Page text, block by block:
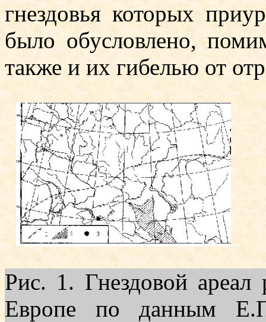
гнездовья которых
было обусловлено,
также и их гибелью от
Рис. 1. Гнездовой ареал
Ев­ропе по данным